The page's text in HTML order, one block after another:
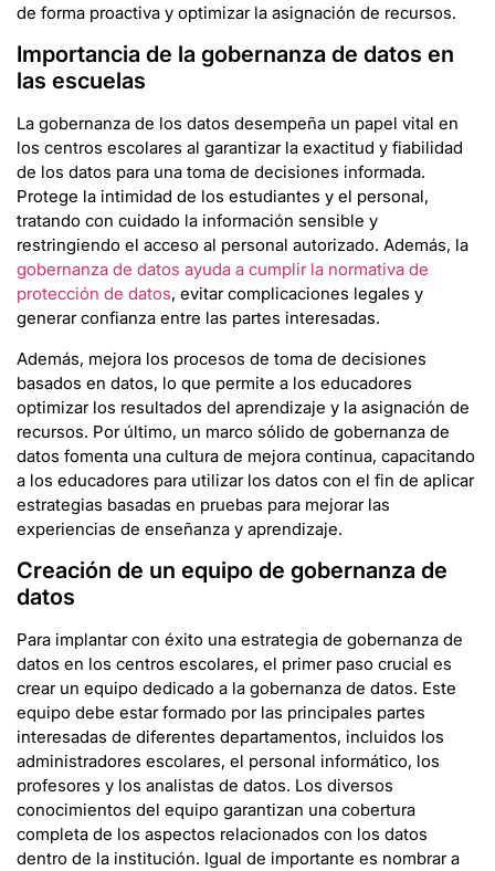
de forma proactiva y optimizar la asignación de recursos.
Importancia de la gobernanza de datos en
las escuelas
La gobernanza de los datos desempeña un papel vital en
los centros escolares al garantizar la exactitud y fiabilidad
de los datos para una toma de decisiones informada.
Protege la intimidad de los estudiantes y el personal,
tratando con cuidado la información sensible y
restringiendo el acceso al personal autorizado. Además, la
gobernanza de datos ayuda a cumplir la normativa de
protección de datos, evitar complicaciones legales y
generar confianza entre las partes interesadas.
Además, mejora los procesos de toma de decisiones
basados en datos, lo que permite a los educadores
optimizar los resultados del aprendizaje y la asignación de
recursos. Por último, un marco sólido de gobernanza de
datos fomenta una cultura de mejora continua, capacitando
a los educadores para utilizar los datos con el fin de aplicar
estrategias basadas en pruebas para mejorar las
experiencias de enseñanza y aprendizaje.
Creación de un equipo de gobernanza de
datos
Para implantar con éxito una estrategia de gobernanza de
datos en los centros escolares, el primer paso crucial es
crear un equipo dedicado a la gobernanza de datos. Este
equipo debe estar formado por las principales partes
interesadas de diferentes departamentos, incluidos los
administradores escolares, el personal informático, los
profesores y los analistas de datos. Los diversos
conocimientos del equipo garantizan una cobertura
completa de los aspectos relacionados con los datos
dentro de la institución. Igual de importante es nombrar a